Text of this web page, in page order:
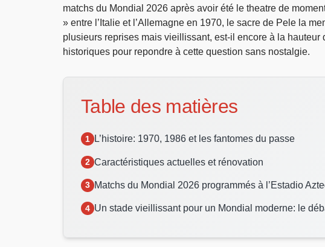
matchs du Mondial 2026 après avoir été le theatre de
» entre l’Italie et l’Allemagne en 1970, le sacre de Pele la
plusieurs reprises mais vieillissant, est-il encore à la hauteur
historiques pour repondre à cette question sans nostalgie.
Table des matières
L’histoire: 1970, 1986 et les fantomes du passe
Caractéristiques actuelles et rénovation
Matchs du Mondial 2026 programmés à l’Estadio
Un stade vieillissant pour un Mondial moderne: le